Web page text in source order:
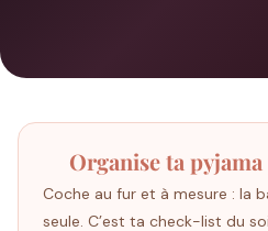
Organise ta
Coche au fur et à mesure : la
seule. C’est ta check-list du